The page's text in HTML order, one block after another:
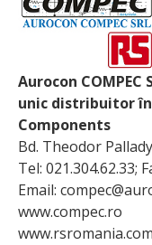
Aurocon COMPEC
unic distribuitor în
Components
Bd. Theodor
Tel: 021.304.62.33;
Email:
www.compec.ro
www.rsromania.com